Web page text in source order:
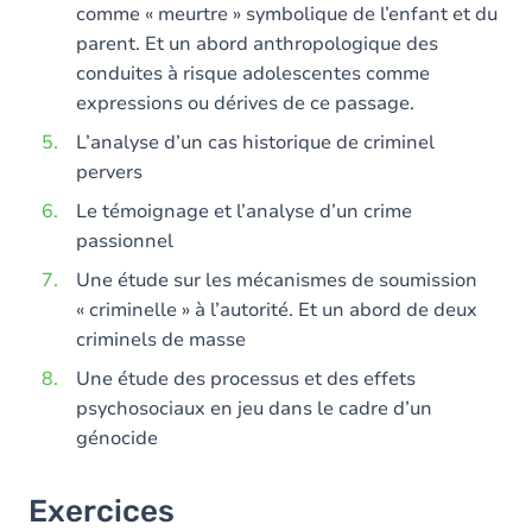
comme « meurtre » symbolique de l’enfant et du
parent. Et un abord anthropologique des
conduites à risque adolescentes comme
expressions ou dérives de ce passage.
L’analyse d’un cas historique de criminel
pervers
Le témoignage et l’analyse d’un crime
passionnel
Une étude sur les mécanismes de soumission
« criminelle » à l’autorité. Et un abord de deux
criminels de masse
Une étude des processus et des effets
psychosociaux en jeu dans le cadre d’un
génocide
Exercices